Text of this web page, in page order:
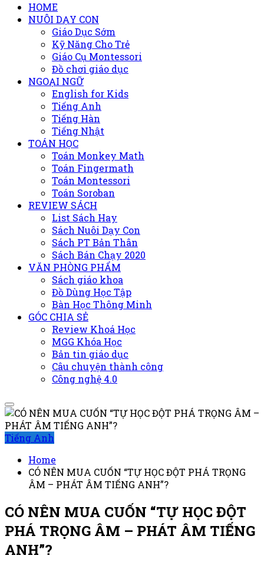
HOME
NUÔI DẠY CON
Giáo Dục Sớm
Kỹ Năng Cho Trẻ
Giáo Cụ Montessori
Đồ chơi giáo dục
NGOẠI NGỮ
English for Kids
Tiếng Anh
Tiếng Hàn
Tiếng Nhật
TOÁN HỌC
Toán Monkey Math
Toán Fingermath
Toán Montessori
Toán Soroban
REVIEW SÁCH
List Sách Hay
Sách Nuôi Dạy Con
Sách PT Bản Thân
Sách Bán Chạy 2020
VĂN PHÒNG PHẨM
Sách giáo khoa
Đồ Dùng Học Tập
Bàn Học Thông Minh
GÓC CHIA SẺ
Review Khoá Học
MGG Khóa Học
Bản tin giáo dục
Câu chuyện thành công
Công nghệ 4.0
Tiếng Anh
Home
CÓ NÊN MUA CUỐN “TỰ HỌC ĐỘT PHÁ TRỌNG
ÂM – PHÁT ÂM TIẾNG ANH”?
CÓ NÊN MUA CUỐN “TỰ HỌC ĐỘT
PHÁ TRỌNG ÂM – PHÁT ÂM TIẾNG
ANH”?